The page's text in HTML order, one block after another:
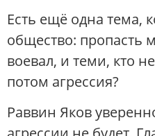
Есть ещё одна тема,
общество: пропасть
воевал, и теми, кто
потом агрессия?
Раввин Яков